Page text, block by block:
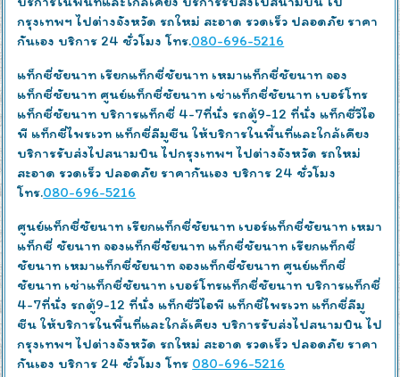
กรุงเทพฯ ไปต่างจังหวัด รถใหม่ สะอาด รวดเร็ว ปลอดภัย ราคา
กันเอง บริการ 24 ชั่วโมง โทร.080-696-5216
แท็กซี่ชัยนาท เรียกแท็กซี่ชัยนาท เหมาแท็กซี่ชัยนาท จอง
แท็กซี่ชัยนาท ศูนย์แท็กซี่ชัยนาท เช่าแท็กซี่ชัยนาท เบอร์โทร
แท็กซี่ชัยนาท บริการแท็กซี่ 4-7ที่นั่ง รถตู้9-12 ที่นั่ง แท็กซี่วีไอ
พี แท็กซี่ไพรเวท แท็กซี่ลีมูซีน ให้บริการในพื้นที่และใกล้เคียง
บริการรับส่งไปสนามบิน ไปกรุงเทพฯ ไปต่างจังหวัด รถใหม่
สะอาด รวดเร็ว ปลอดภัย ราคากันเอง บริการ 24 ชั่วโมง
โทร.080-696-5216
ศูนย์แท็กซี่ชัยนาท เรียกแท็กซี่ชัยนาท เบอร์แท็กซี่ชัยนาท เหมา
แท็กซี่ ชัยนาท จองแท็กซี่ชัยนาท แท็กซี่ชัยนาท เรียกแท็กซี่
ชัยนาท เหมาแท็กซี่ชัยนาท จองแท็กซี่ชัยนาท ศูนย์แท็กซี่
ชัยนาท เช่าแท็กซี่ชัยนาท เบอร์โทรแท็กซี่ชัยนาท บริการแท็กซี่
4-7ที่นั่ง รถตู้9-12 ที่นั่ง แท็กซี่วีไอพี แท็กซี่ไพรเวท แท็กซี่ลีมู
ซีน ให้บริการในพื้นที่และใกล้เคียง บริการรับส่งไปสนามบิน ไป
กรุงเทพฯ ไปต่างจังหวัด รถใหม่ สะอาด รวดเร็ว ปลอดภัย ราคา
กันเอง บริการ 24 ชั่วโมง โทร 080-696-5216